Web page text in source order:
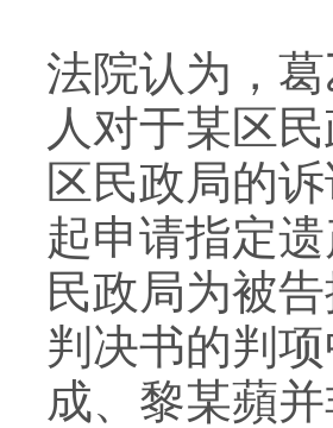
法院认为，
人对于某区
区民政局的
起申请指定
民政局为被
判决书的判
成、黎某蘋